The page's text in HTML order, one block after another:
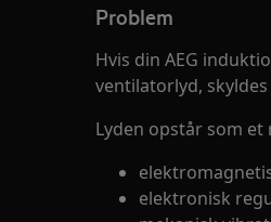
Problem
Hvis din AEG
ventilatorlyd,
Lyden opstår som et
elektronisk